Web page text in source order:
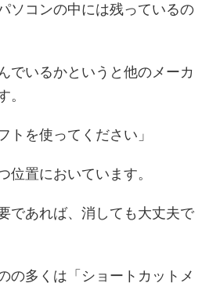
ソコンの中には残っているの
でいるかというと他のメーカ
。
トを使ってください」
位置においています。
であれば、消しても大丈夫で
の多くは「ショートカットメ